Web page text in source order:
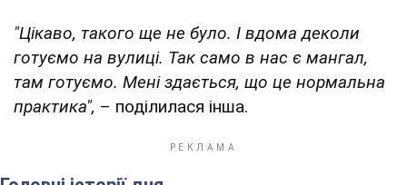
"Цікаво, такого ще не було. І вдома деколи
готуємо на вулиці. Так само в нас є мангал,
там готуємо. Мені здається, що це нормальна
практика", – поділилася інша.